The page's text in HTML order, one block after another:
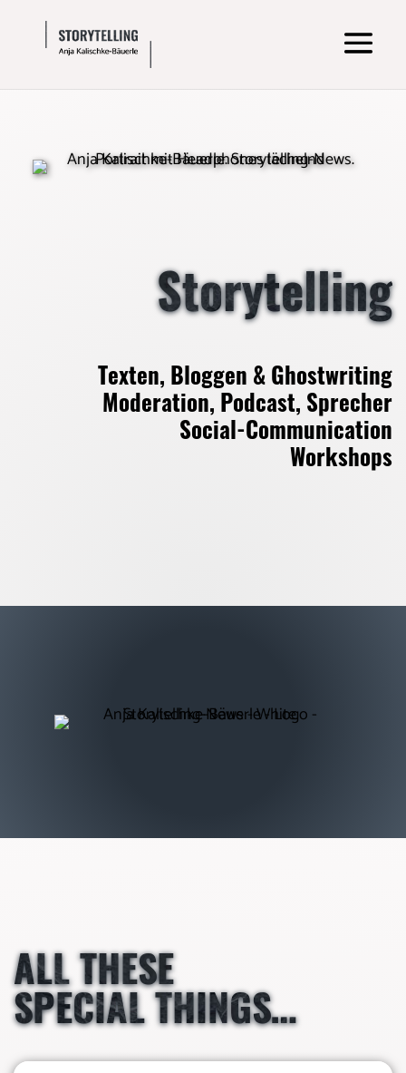
Storytelling
Texten, Bloggen & Ghostwriting
Moderation, Podcast, Sprecher
Social-Communication
Workshops
ALL THESE
SPECIAL THINGS…